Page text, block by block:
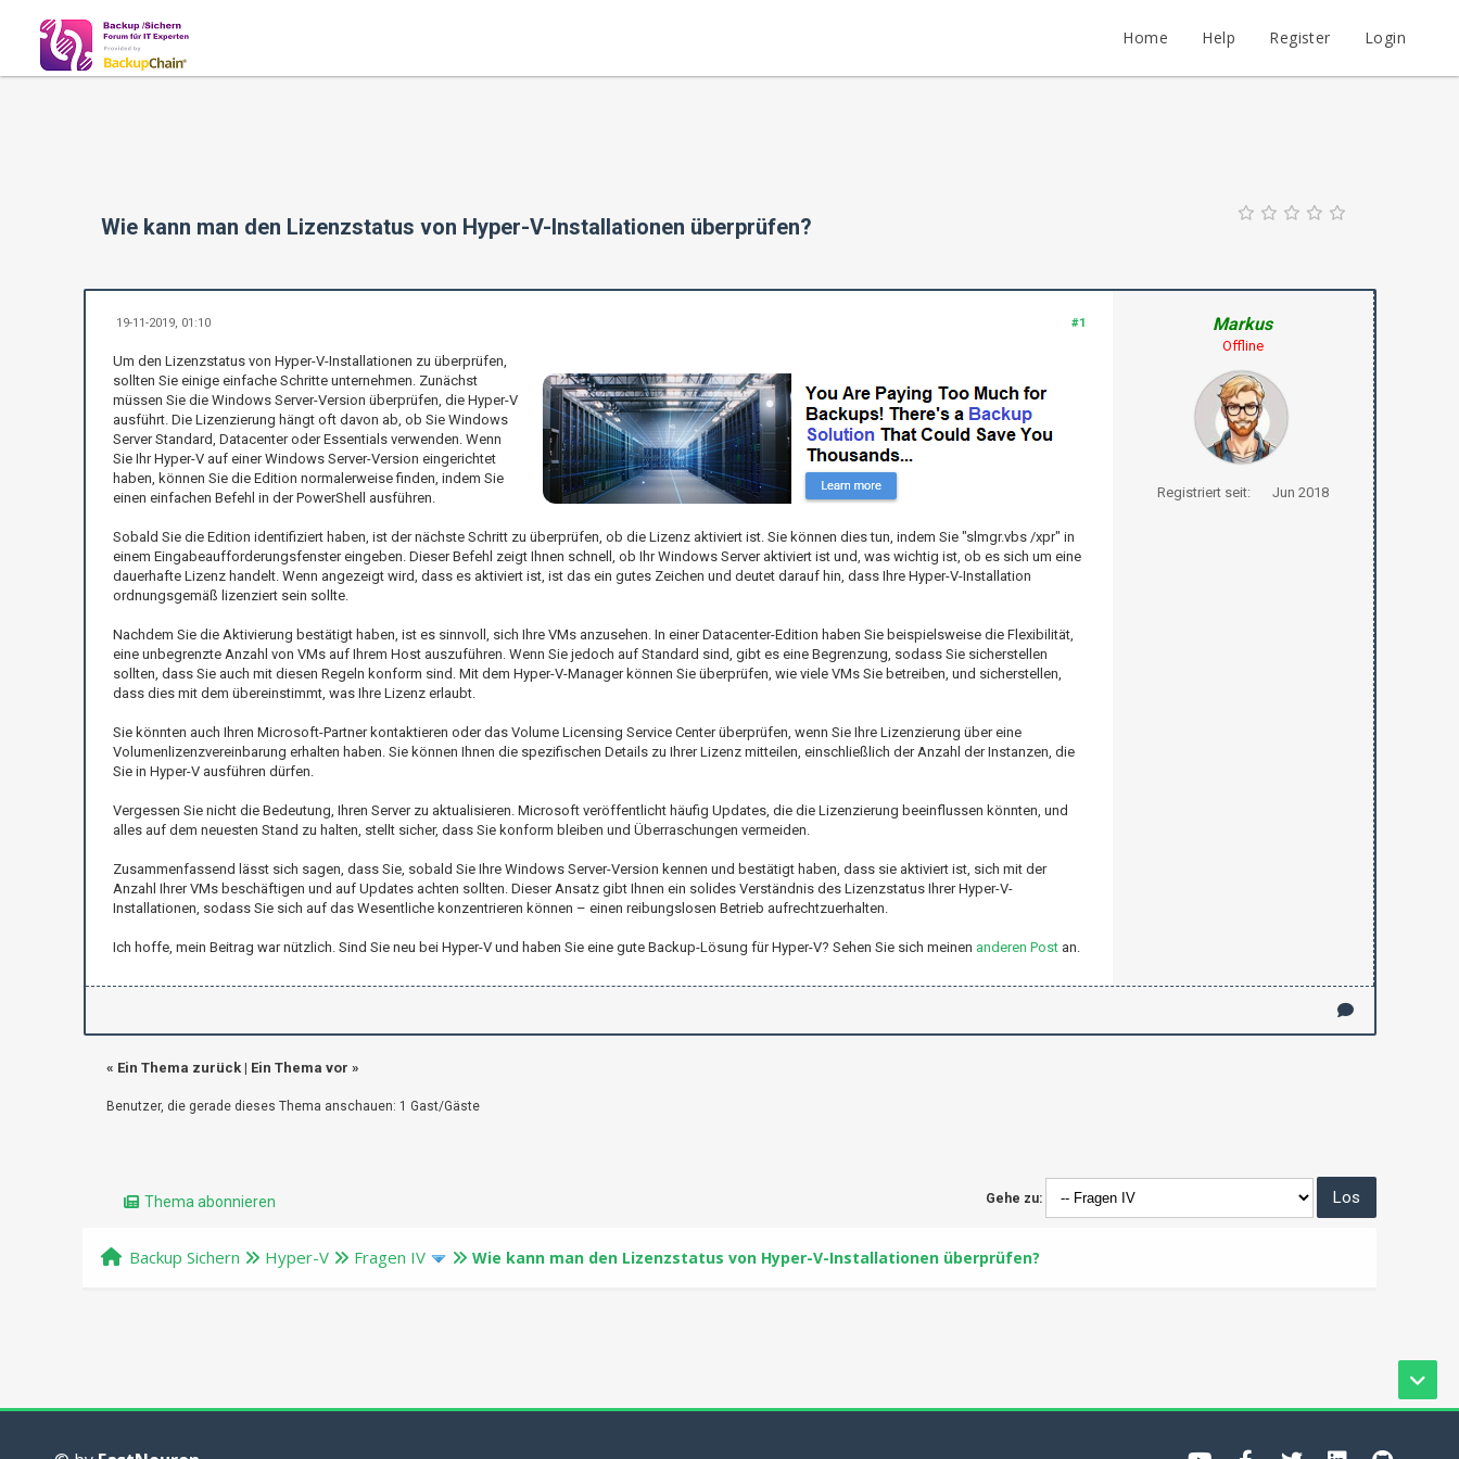
Home Help Register Login
Wie kann man den Lizenzstatus von Hyper-V-Installationen überprüfen?
#1
19-11-2019, 01:10
Um den Lizenzstatus von Hyper-V-Installationen zu überprüfen,
sollten Sie einige einfache Schritte unternehmen. Zunächst
müssen Sie die Windows Server-Version überprüfen, die Hyper-V
ausführt. Die Lizenzierung hängt oft davon ab, ob Sie Windows
Server Standard, Datacenter oder Essentials verwenden. Wenn
Sie Ihr Hyper-V auf einer Windows Server-Version eingerichtet
haben, können Sie die Edition normalerweise finden, indem Sie
einen einfachen Befehl in der PowerShell ausführen.
Sobald Sie die Edition identifiziert haben, ist der nächste Schritt zu überprüfen, ob die Lizenz aktiviert ist. Sie können dies tun, indem Sie "slmgr.vbs /xpr" in
einem Eingabeaufforderungsfenster eingeben. Dieser Befehl zeigt Ihnen schnell, ob Ihr Windows Server aktiviert ist und, was wichtig ist, ob es sich um eine
dauerhafte Lizenz handelt. Wenn angezeigt wird, dass es aktiviert ist, ist das ein gutes Zeichen und deutet darauf hin, dass Ihre Hyper-V-Installation
ordnungsgemäß lizenziert sein sollte.
Nachdem Sie die Aktivierung bestätigt haben, ist es sinnvoll, sich Ihre VMs anzusehen. In einer Datacenter-Edition haben Sie beispielsweise die Flexibilität,
eine unbegrenzte Anzahl von VMs auf Ihrem Host auszuführen. Wenn Sie jedoch auf Standard sind, gibt es eine Begrenzung, sodass Sie sicherstellen
sollten, dass Sie auch mit diesen Regeln konform sind. Mit dem Hyper-V-Manager können Sie überprüfen, wie viele VMs Sie betreiben, und sicherstellen,
dass dies mit dem übereinstimmt, was Ihre Lizenz erlaubt.
Sie könnten auch Ihren Microsoft-Partner kontaktieren oder das Volume Licensing Service Center überprüfen, wenn Sie Ihre Lizenzierung über eine
Volumenlizenzvereinbarung erhalten haben. Sie können Ihnen die spezifischen Details zu Ihrer Lizenz mitteilen, einschließlich der Anzahl der Instanzen, die
Sie in Hyper-V ausführen dürfen.
Vergessen Sie nicht die Bedeutung, Ihren Server zu aktualisieren. Microsoft veröffentlicht häufig Updates, die die Lizenzierung beeinflussen könnten, und
alles auf dem neuesten Stand zu halten, stellt sicher, dass Sie konform bleiben und Überraschungen vermeiden.
Zusammenfassend lässt sich sagen, dass Sie, sobald Sie Ihre Windows Server-Version kennen und bestätigt haben, dass sie aktiviert ist, sich mit der
Anzahl Ihrer VMs beschäftigen und auf Updates achten sollten. Dieser Ansatz gibt Ihnen ein solides Verständnis des Lizenzstatus Ihrer Hyper-V-
Installationen, sodass Sie sich auf das Wesentliche konzentrieren können – einen reibungslosen Betrieb aufrechtzuerhalten.
Ich hoffe, mein Beitrag war nützlich. Sind Sie neu bei Hyper-V und haben Sie eine gute Backup-Lösung für Hyper-V? Sehen Sie sich meinen anderen Postan.
Markus
Offline
Registriert seit: Jun 2018
« Ein Thema zurück| Ein Thema vor »
Benutzer, die gerade dieses Thema anschauen: 1 Gast/Gäste
Thema abonnieren Gehe zu:
Backup Sichern Hyper-V Fragen IV Wie kann man den Lizenzstatus von Hyper-V-Installationen überprüfen?